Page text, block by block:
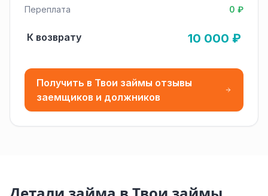
Переплата 0 ₽
К возврату 10 000 ₽
Получить в Твои займы отзывы
заемщиков и должников